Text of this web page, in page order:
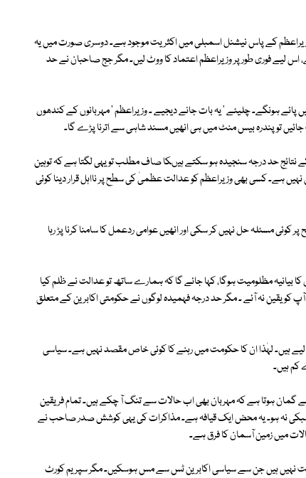
کے پاس نیشنل اسمبلی میں اکثریت موجود ہے۔ دوسری صورت میں یہ
اس لیے فوری طور پر وزیراعظم اعتماد کا ووٹ لیں۔ مگر جج صاحبان نے حد
ہونگے۔ چلیئے ' یہ بات جانے دیجیے ۔ وزیراعظم ' مہربانوں کے کندھوں
تو پندرہ بیس منٹ میں ہی انھیں مسند شاہی سے اترنا پڑے گا۔
نتائج حد درجہ سنجیدہ ہو سکتے ہیںکا صاف مطلب تو یہی لگتا ہے کہ توہین
ہے۔ کسی بھی وزیراعظم کو عدالت عظمیٰ کی سطح پر نااہل قرار دینا کوئی
مسئلہ حل نہیں کر سکی اور انھیں عوامی ردعمل کا سامنا کرنا پڑ رہا
بیانیہ مظلومیت ہوگا، کہا جائے گا کہ ہمارے ساتھ تو عدالت نے ظلم کیا
کو یقین نہ آئے ۔ مگر حد درجہ فہمیدہ لوگوں نے حکومتی اکابرین کے متعلق
ہیں۔ لہٰذا ان کا حکومت میں رہنے کا کوئی خاص مقصد نہیں ہے۔ سیاسی
کم ہیں۔
گمان ہوتا ہے کہ مہربان بھی اب حالات سے تنگ آ چکے ہیں۔ تمام فریقین
سبکی نہ ہو۔ یہ محض ایک قیافہ ہے۔ مذاکرات کی یہی کوشش صدر صاحب نے
میں زمین آسمان کا فرق ہے۔
نہیں ہیں جن سے سیاسی اکابرین ٹس سے مس ہوسکیں۔ مگر سپریم کورٹ